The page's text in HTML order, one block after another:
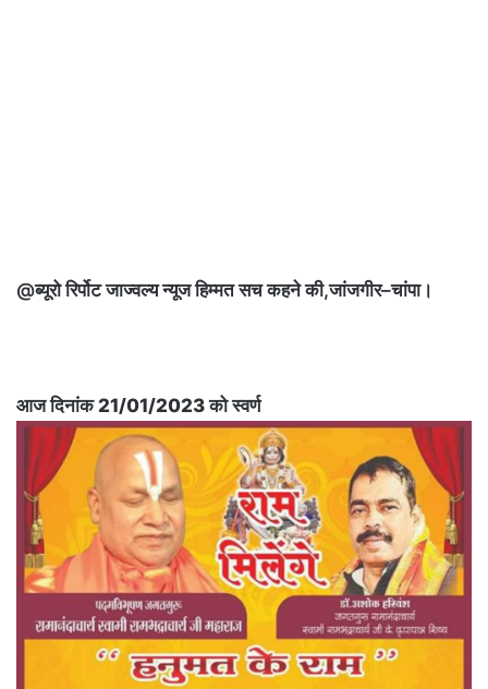
@ब्यूरो रिर्पोट जाज्वल्य न्यूज हिम्मत सच कहने की,जांजगीर–चांपा।
आज दिनांक 21/01/2023 को स्वर्ण